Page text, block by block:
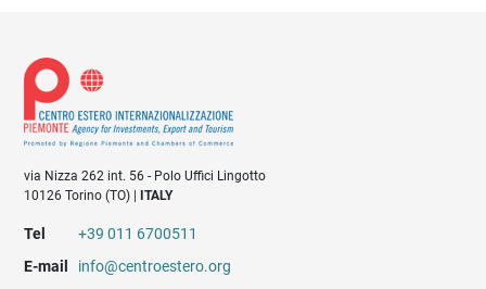
via Nizza 262 int. 56 - Polo Uffici Lingotto
10126 Torino (TO) |
ITALY
Tel
+39 011 6700511
E-mail
info@centroestero.org